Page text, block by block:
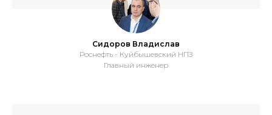
Сидоров Владислав
Роснефть - Куйбышевский НПЗ
Главный инженер